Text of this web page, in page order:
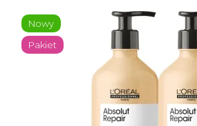
Nowy
Pakiet